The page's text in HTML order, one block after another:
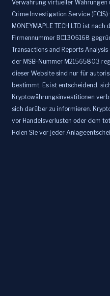
Verwahrung virtueller Währungen
Crime Investigation Service
MONEYMAPLE TECH LTD ist
Firmennummer BC1306168
Transactions and Reports
der MSB-Nummer M21565803
dieser Website sind nur für
bestimmt. Es ist entscheidend,
Kryptowährungsinvestitionen
sich darüber zu informieren.
vor Handelsverlusten oder dem
Holen Sie vor jeder